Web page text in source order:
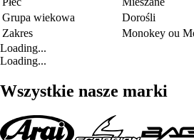
Grupa wiekowa
Dorośli
Zakres
Monokey ou
Loading...
Loading...
Wszystkie nasze marki